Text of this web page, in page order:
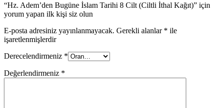
“Hz. Adem’den Bugüne İslam Tarihi 8 Cilt (Ciltli İthal Kağıt)” için
yorum yapan ilk kişi siz olun
E-posta adresiniz yayınlanmayacak. Gerekli alanlar * ile
işaretlenmişlerdir
Derecelendirmeniz *
Değerlendirmeniz *